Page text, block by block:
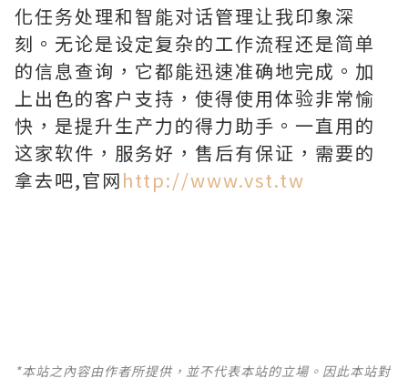
化任务处理和智能对话管理让我印象深
刻。无论是设定复杂的工作流程还是简单
的信息查询，它都能迅速准确地完成。加
上出色的客户支持，使得使用体验非常愉
快，是提升生产力的得力助手。一直用的
这家软件，服务好，售后有保证，需要的
拿去吧,官网http://www.vst.tw
*本站之內容由作者所提供，並不代表本站的立場。因此本站對